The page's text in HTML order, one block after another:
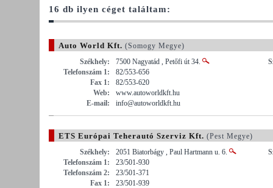
16 db ilyen céget találtam:
Auto World Kft. (Somogy Megye)
Székhely:
7500 Nagyatád , Petőfi út 34.
Telefonszám 1:
82/553-656
Fax 1:
82/553-620
Web:
www.autoworldkft.hu
E-mail:
info@autoworldkft.hu
ETS Európai Teherautó Szerviz Kft. (Pest Megye)
Székhely:
2051 Biatorbágy , Paul Hartmann u. 6.
Telefonszám 1:
23/501-930
Telefonszám 2:
23/501-371
Fax 1:
23/501-939